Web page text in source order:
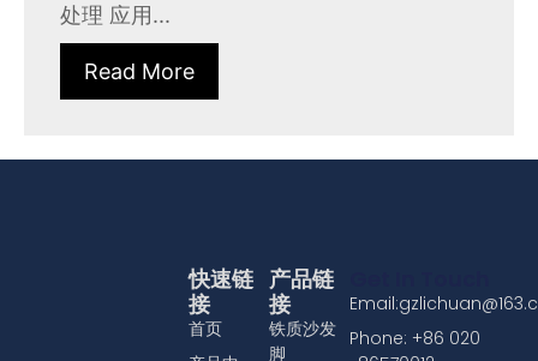
处理 应用...
Read More
产品链
接
铁质沙发
脚
快速链
接
首页
Phone: +86 020